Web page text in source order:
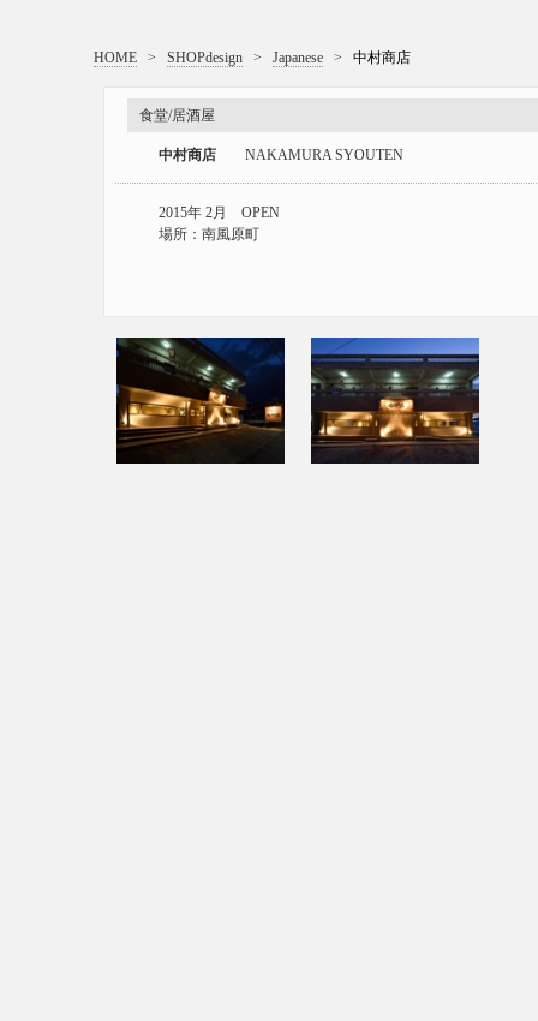
HOME > SHOPdesign > Japanese > 中村商店
食堂/居酒屋
中村商店NAKAMURA SYOUTEN
2015年 2月 OPEN
場所：南風原町